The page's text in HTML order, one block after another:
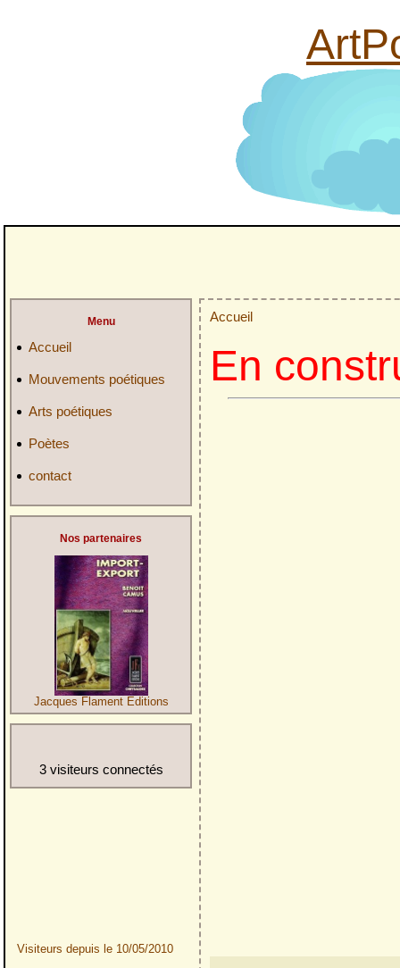
Menu
Accueil
Mouvements poétiques
Arts poétiques
Poètes
contact
Nos partenaires
Jacques Flament Editions
3 visiteurs connectés
Visiteurs depuis le 10/05/2010
Accueil
En